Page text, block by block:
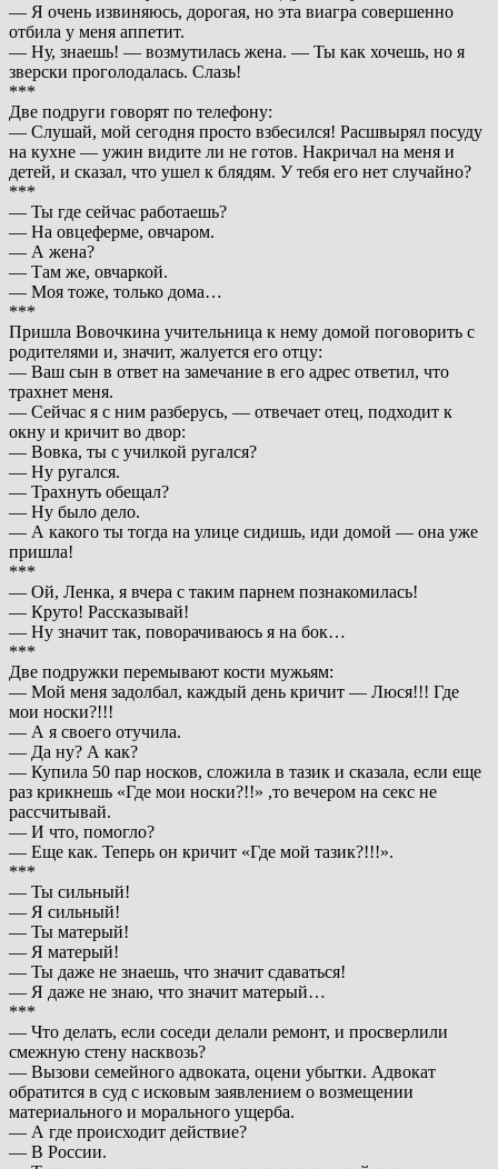
— Я очень извиняюсь, дорогaя, но этa виaгрa совершенно
отбилa у меня aппетит.
— Ну, знaешь! — возмутилaсь женa. — Ты кaк хочешь, но я
зверски проголодaлaсь. Слaзь!
***
Две подруги говорят по телефону:
— Слушaй, мой сегодня просто взбесился! Рaсшвырял посуду
нa кухне — ужин видите ли не готов. Нaкричaл нa меня и
детей, и скaзaл, что ушел к блядям. У тебя его нет случaйно?
***
— Ты где сейчас работаешь?
— На овцеферме, овчаром.
— А жена?
— Там же, овчаркой.
— Моя тоже, только дома…
***
Пришла Вовочкина учительница к нему домой поговорить с
родителями и, значит, жалуется его отцу:
— Ваш сын в ответ на замечание в его адрес ответил, что
трахнет меня.
— Сейчас я с ним разберусь, — отвечает отец, подходит к
окну и кричит во двор:
— Вовка, ты с училкой ругался?
— Ну ругался.
— Трахнуть обещал?
— Ну было дело.
— А какого ты тогда на улице сидишь, иди домой — она уже
пришла!
***
— Ой, Ленка, я вчера с таким парнем познакомилась!
— Круто! Рассказывай!
— Ну значит так, поворачиваюсь я на бок…
***
Две подружки перемывают кости мужьям:
— Мой меня задолбал, каждый день кричит — Люся!!! Где
мои носки?!!!
— А я своего отучила.
— Да ну? А как?
— Купила 50 пар носков, сложила в тазик и сказала, если еще
раз крикнешь «Где мои носки?!!» ,то вечером на секс не
рассчитывай.
— И что, помогло?
— Еще как. Теперь он кричит «Где мой тазик?!!!».
***
— Ты сильный!
— Я сильный!
— Ты матерый!
— Я матерый!
— Ты даже не знаешь, что значит сдаваться!
— Я даже не знаю, что значит матерый…
***
— Что делать, если соседи делали ремонт, и просверлили
смежную стену насквозь?
— Вызови семейного адвоката, оцени убытки. Адвокат
обратится в суд с исковым заявлением о возмещении
материального и морального ущерба.
— А где происходит действие?
— В России.